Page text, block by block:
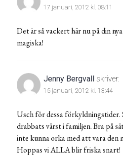
17 januari, 2012 kl. 08:11
Det är så vackert här nu på din
magiska!
Jenny Bergvall skriver:
15 januari, 2012 kl. 13:44
Usch för dessa förkyldningstider.
drabbats värst i familjen. Bra på
inte kunna orka med att vara den
Hoppas vi ALLA blir friska snart!